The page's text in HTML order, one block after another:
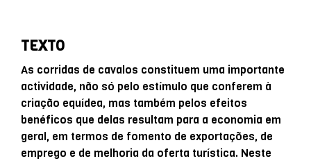
TEXTO
As corridas de cavalos constituem uma importante
actividade, não só pelo estímulo que conferem à
criação equídea, mas também pelos efeitos
benéficos que delas resultam para a economia em
geral, em termos de fomento de exportações, de
emprego e de melhoria da oferta turística. Neste